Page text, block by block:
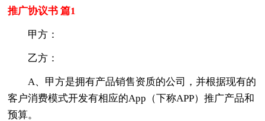
推广协议书 篇1
甲方：
乙方：
A、甲方是拥有产品销售资质的公司，并根据现有的
客户消费模式开发有相应的App（下称APP）推广产品和
预算。